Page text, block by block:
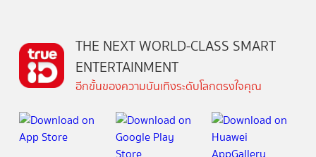
THE NEXT WORLD-CLASS SMART
ENTERTAINMENT
อีกขั้นของความบันเทิงระดับโลกตรงใจคุณ